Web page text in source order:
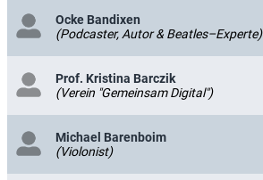
Ocke Bandixen
(Podcaster, Autor & Beatles–Experte)
Prof. Kristina Barczik
(Verein "Gemeinsam Digital")
Michael Barenboim
(Violonist)